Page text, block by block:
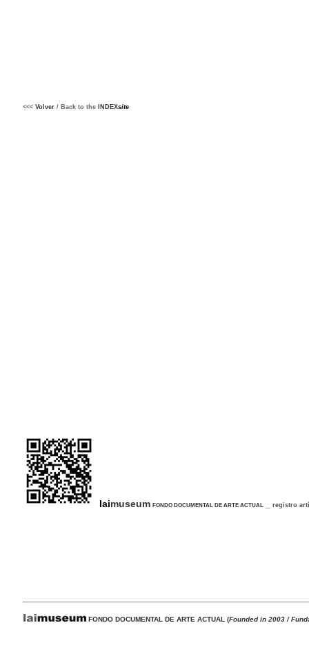
<<< Volver/ Back to the INDEXsite.
laimuseuml FONDO DOCUMENTAL DE ARTE ACTUAL_ registro
FONDO DOCUMENTAL DE ARTE ACTUAL (Founded in 2003 /